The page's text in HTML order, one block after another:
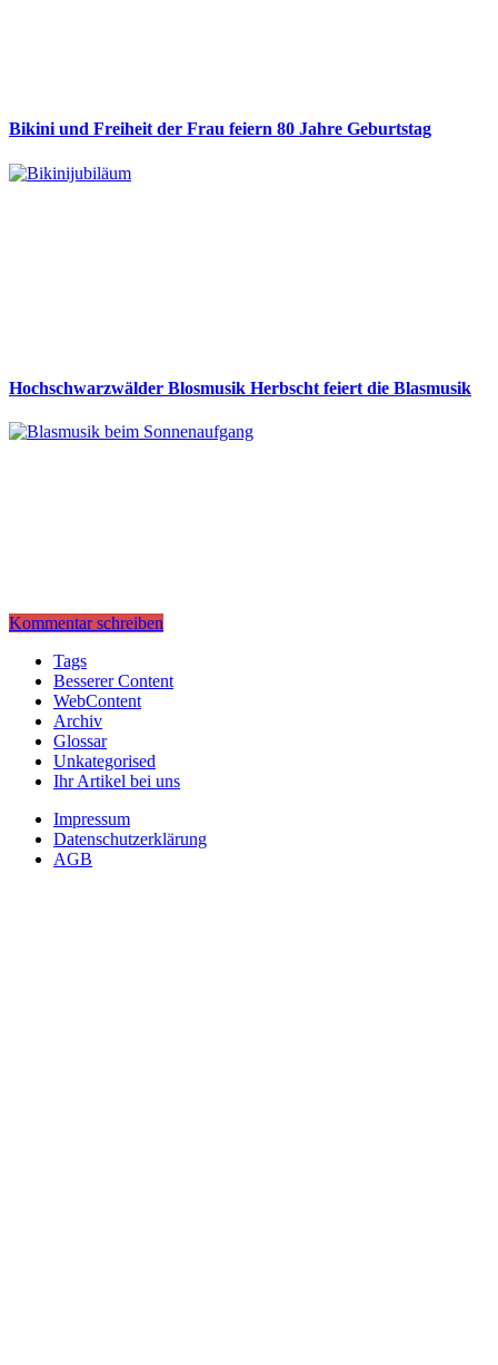
Bikini und Freiheit der Frau feiern 80 Jahre Geburtstag
Hochschwarzwälder Blosmusik Herbscht feiert die Blasmusik
Kommentar schreiben
Tags
Besserer Content
WebContent
Archiv
Glossar
Unkategorised
Ihr Artikel bei uns
Impressum
Datenschutzerklärung
AGB